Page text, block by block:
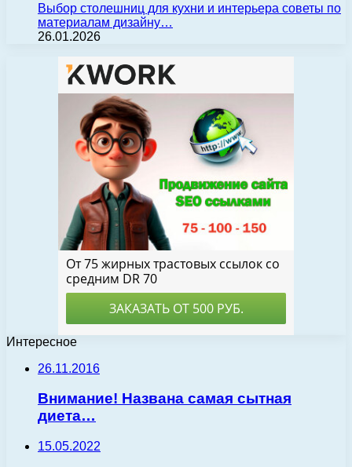
Выбор столешниц для кухни и интерьера советы по
материалам дизайну…
26.01.2026
Интересное
26.11.2016
Внимание! Названа самая сытная
диета…
15.05.2022